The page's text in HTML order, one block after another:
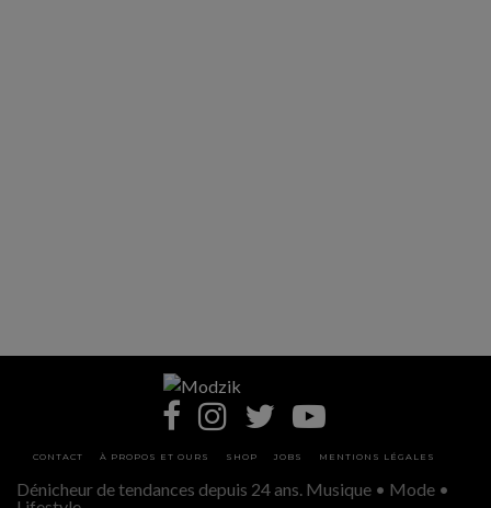
CONTACT À PROPOS ET OURS SHOP JOBS MENTIONS LÉGALES
Dénicheur de tendances depuis 24 ans. Musique • Mode •